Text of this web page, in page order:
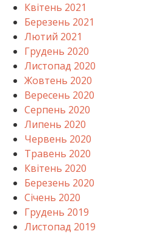
Квітень 2021
Березень 2021
Лютий 2021
Грудень 2020
Листопад 2020
Жовтень 2020
Вересень 2020
Серпень 2020
Липень 2020
Червень 2020
Травень 2020
Квітень 2020
Березень 2020
Січень 2020
Грудень 2019
Листопад 2019